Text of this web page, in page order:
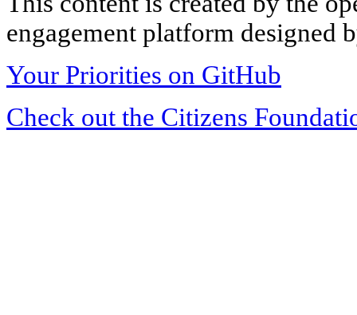
engagement platform designed
Your Priorities on GitHub
Check out the Citizens